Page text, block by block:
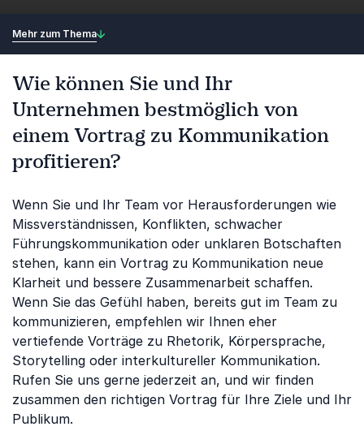
Mehr zum Thema
Wie können Sie und Ihr
Unternehmen bestmöglich von
einem Vortrag zu Kommunikation
profitieren?
Wenn Sie und Ihr Team vor Herausforderungen wie
Missverständnissen, Konflikten, schwacher
Führungskommunikation oder unklaren Botschaften
stehen, kann ein Vortrag zu Kommunikation neue
Klarheit und bessere Zusammenarbeit schaffen.
Wenn Sie das Gefühl haben, bereits gut im Team zu
kommunizieren, empfehlen wir Ihnen eher
vertiefende Vorträge zu Rhetorik, Körpersprache,
Storytelling oder interkultureller Kommunikation.
Rufen Sie uns gerne jederzeit an, und wir finden
zusammen den richtigen Vortrag für Ihre Ziele und Ihr
Publikum.